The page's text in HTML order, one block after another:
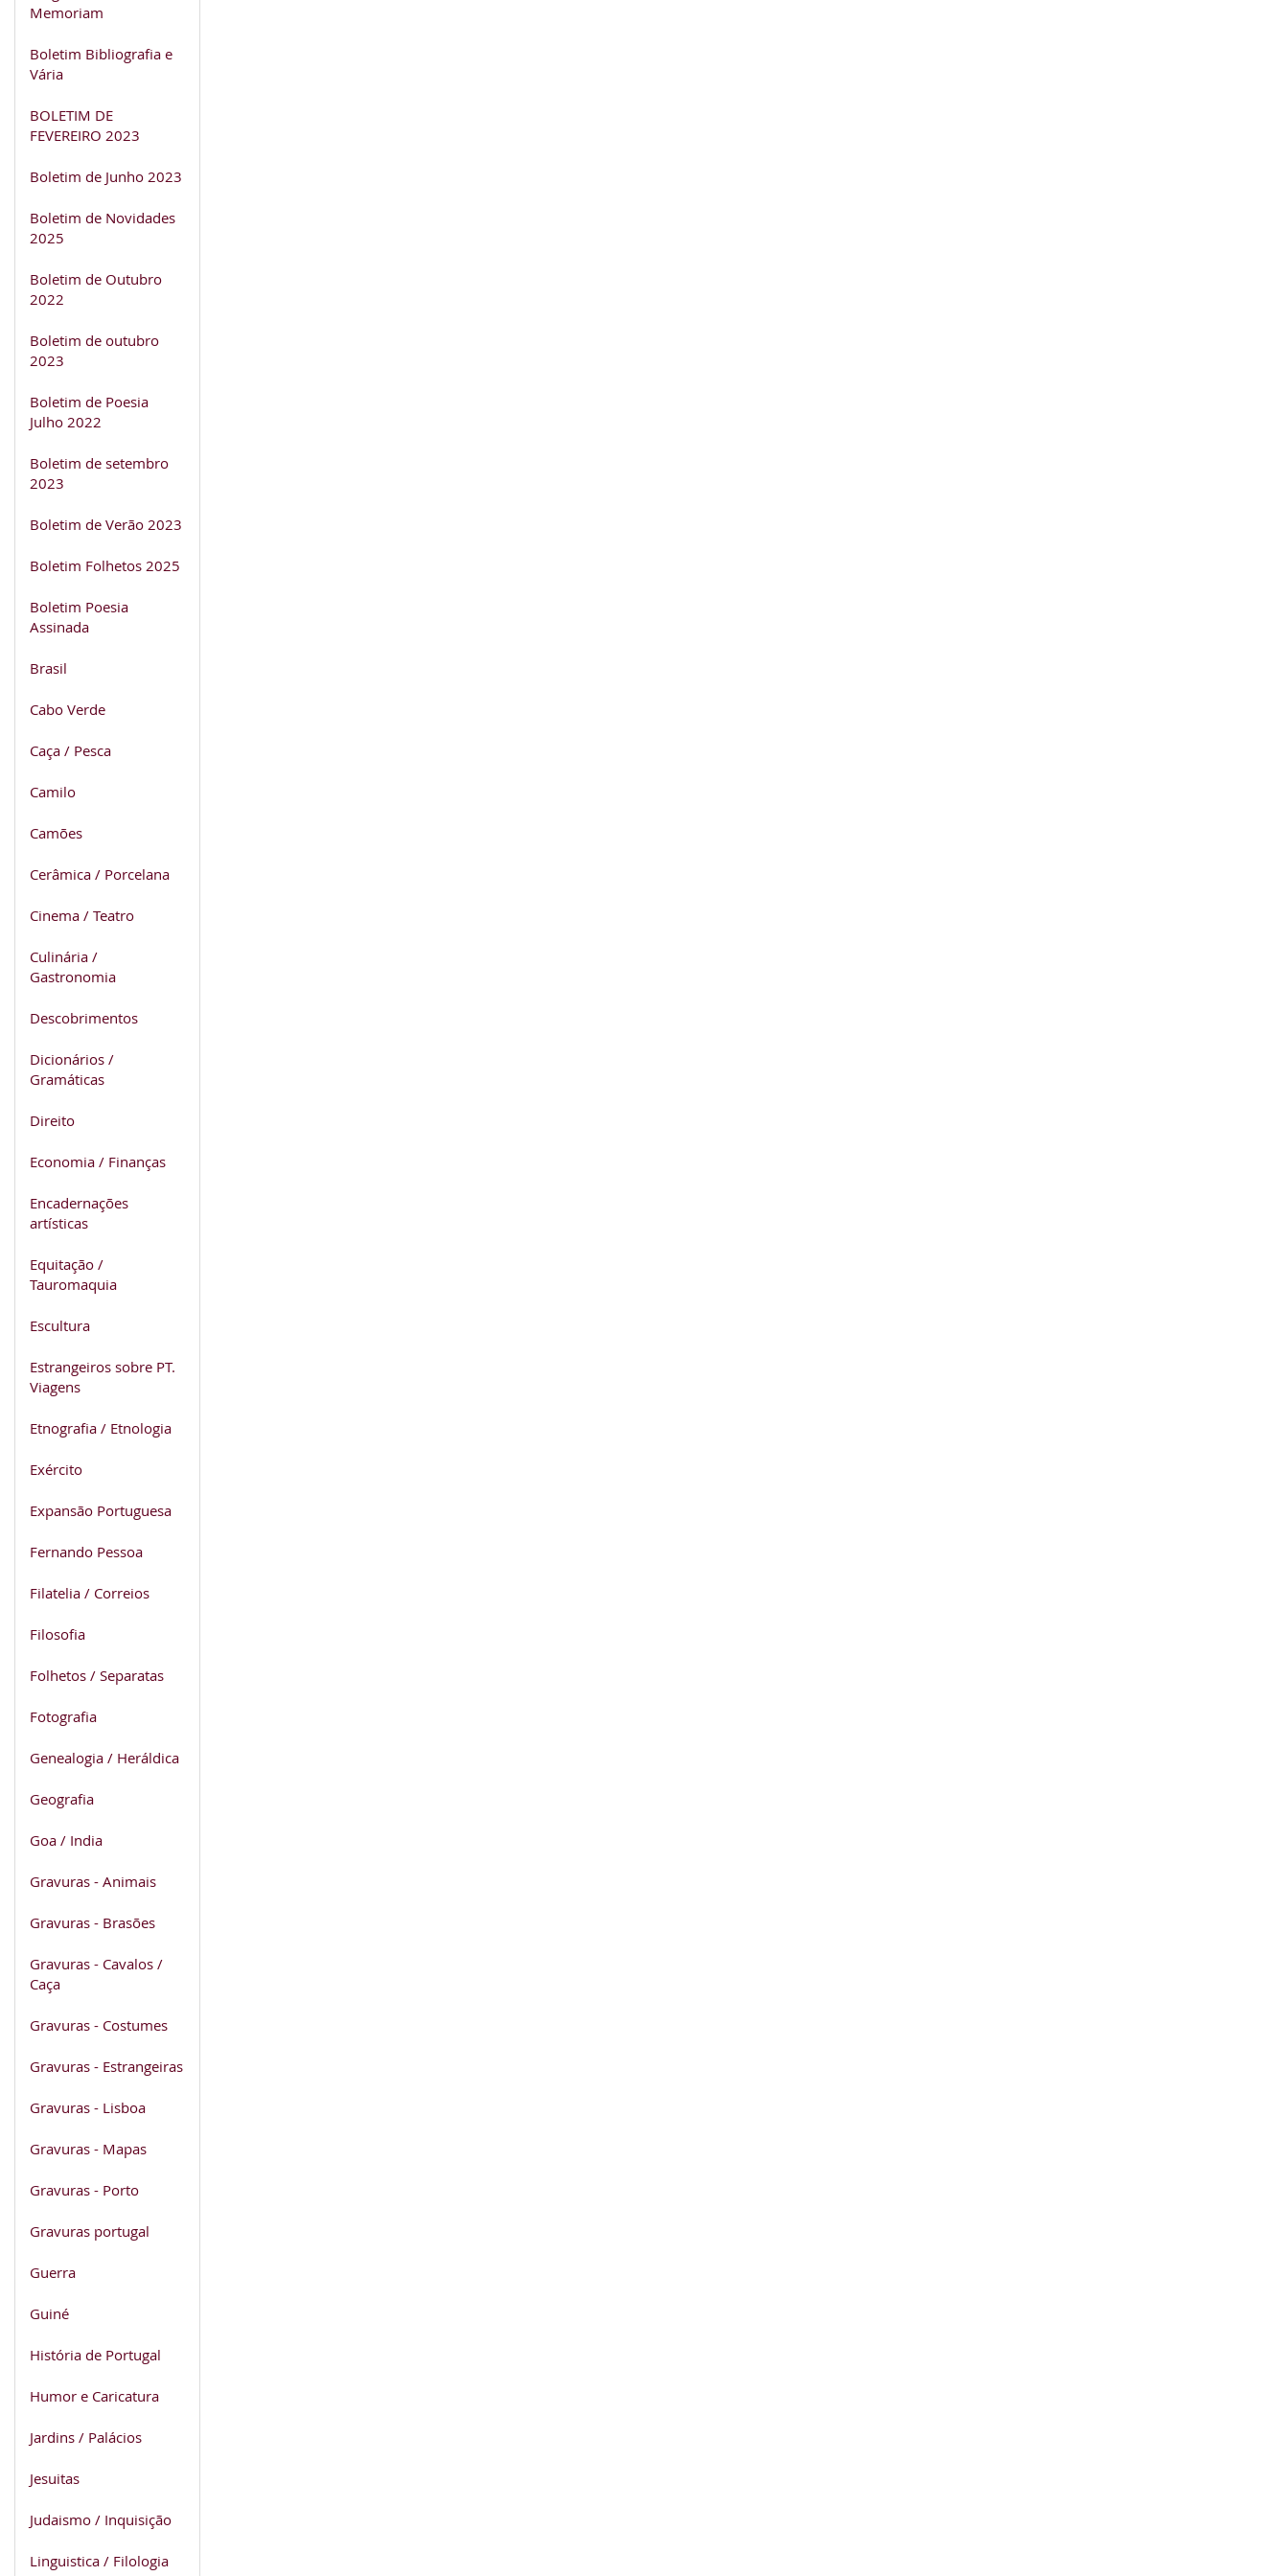
Memoriam
Boletim Bibliografia e
Vária
BOLETIM DE
FEVEREIRO 2023
Boletim de Junho 2023
Boletim de Novidades
2025
Boletim de Outubro
2022
Boletim de outubro
2023
Boletim de Poesia
Julho 2022
Boletim de setembro
2023
Boletim de Verão 2023
Boletim Folhetos 2025
Boletim Poesia
Assinada
Brasil
Cabo Verde
Caça / Pesca
Camilo
Camões
Cerâmica / Porcelana
Cinema / Teatro
Culinária /
Gastronomia
Descobrimentos
Dicionários /
Gramáticas
Direito
Economia / Finanças
Encadernações
artísticas
Equitação /
Tauromaquia
Escultura
Estrangeiros sobre PT.
Viagens
Etnografia / Etnologia
Exército
Expansão Portuguesa
Fernando Pessoa
Filatelia / Correios
Filosofia
Folhetos / Separatas
Fotografia
Genealogia / Heráldica
Geografia
Goa / India
Gravuras - Animais
Gravuras - Brasões
Gravuras - Cavalos /
Caça
Gravuras - Costumes
Gravuras - Estrangeiras
Gravuras - Lisboa
Gravuras - Mapas
Gravuras - Porto
Gravuras portugal
Guerra
Guiné
História de Portugal
Humor e Caricatura
Jardins / Palácios
Jesuitas
Judaismo / Inquisição
Linguistica / Filologia